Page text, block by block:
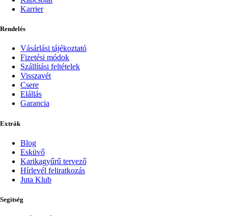
Karrier
Rendelés
Vásárlási tájékoztató
Fizetési módok
Szállítási feltételek
Visszavét
Csere
Elállás
Garancia
Extrák
Blog
Esküvő
Karikagyűrű tervező
Hírlevél feliratkozás
Juta Klub
Segítség